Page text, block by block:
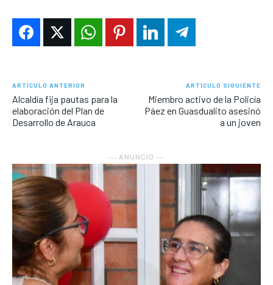
ARTÍCULO ANTERIOR
Alcaldía fija pautas para la
elaboración del Plan de
Desarrollo de Arauca
ARTÍCULO SIGUIENTE
Miembro activo de la Policía
Páez en Guasdualito asesinó
a un joven
― ANUNCIO ―